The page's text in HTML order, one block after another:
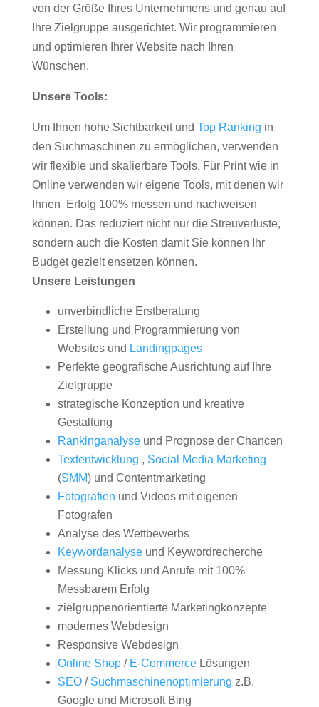
von der Größe Ihres Unternehmens und genau auf
Ihre Zielgruppe ausgerichtet. Wir programmieren
und optimieren Ihrer Website nach Ihren
Wünschen.
Unsere Tools:
Um Ihnen hohe Sichtbarkeit und Top Ranking in
den Suchmaschinen zu ermöglichen, verwenden
wir flexible und skalierbare Tools. Für Print wie in
Online verwenden wir eigene Tools, mit denen wir
Ihnen Erfolg 100% messen und nachweisen
können. Das reduziert nicht nur die Streuverluste,
sondern auch die Kosten damit Sie können Ihr
Budget gezielt ensetzen können.
Unsere Leistungen
unverbindliche Erstberatung
Erstellung und Programmierung von
Websites und Landingpages
Perfekte geografische Ausrichtung auf Ihre
Zielgruppe
strategische Konzeption und kreative
Gestaltung
Rankinganalyseund Prognose der Chancen
Textentwicklung , Social Media Marketing
(SMM) und Contentmarketing
Fotografien und Videos mit eigenen
Fotografen
Analyse des Wettbewerbs
Keywordanalyseund Keywordrecherche
Messung Klicks und Anrufe mit 100%
Messbarem Erfolg
zielgruppenorientierte Marketingkonzepte
modernes Webdesign
Responsive Webdesign
Online Shop/ E-CommerceLösungen
SEO/ Suchmaschinenoptimierung z.B.
Google und Microsoft Bing